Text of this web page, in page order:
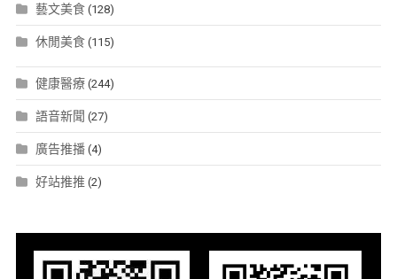
藝文美食(128)
休閒美食(115)
健康醫療(244)
語音新聞 (27)
廣告推播(4)
好站推推 (2)